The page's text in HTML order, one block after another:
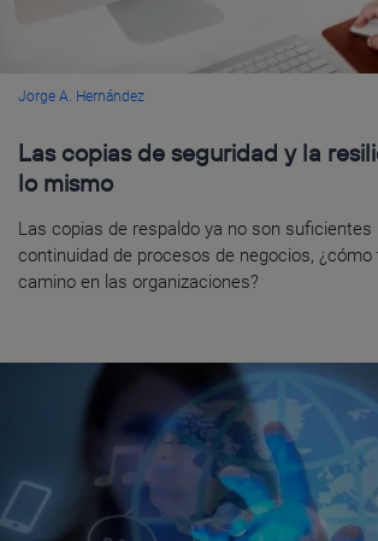
Jorge A. Hernández
Las copias de seguridad y la
lo mismo
Las copias de respaldo ya no son suficientes
continuidad de procesos de negocios,
camino en las organizaciones?